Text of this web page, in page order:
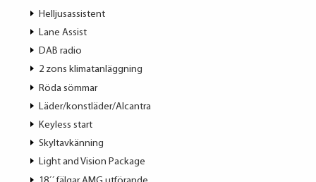
Helljusassistent
Lane Assist
DAB radio
2 zons klimatanläggning
Röda sömmar
Läder/konstläder/Alcantra
Keyless start
Skyltavkänning
Light and Vision Package